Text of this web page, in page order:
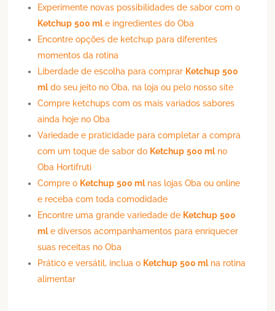
Experimente novas possibilidades de sabor com o
Ketchup 500 mle ingredientes do Oba
Encontre opções de ketchup para diferentes
momentos da rotina
Liberdade de escolha para comprar Ketchup 500
mldo seu jeito no Oba, na loja ou pelo nosso site
Compre ketchups com os mais variados sabores
ainda hoje no Oba
Variedade e praticidade para completar a compra
com um toque de sabor do Ketchup 500 mlno
Oba Hortifruti
Compre o Ketchup 500 mlnas lojas Oba ou online
e receba com toda comodidade
Encontre uma grande variedade de Ketchup 500
mle diversos acompanhamentos para enriquecer
suas receitas no Oba
Prático e versátil, inclua o Ketchup 500 mlna rotina
alimentar